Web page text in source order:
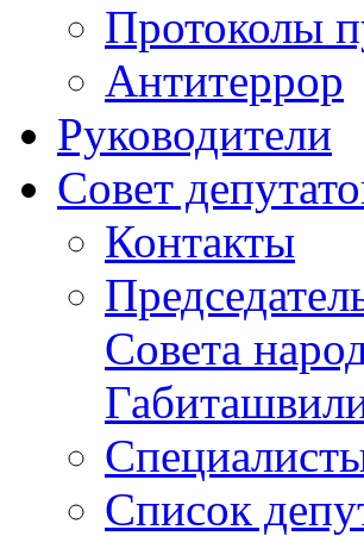
Протоколы
Антитеррор
Руководители
Совет
Контакты
Совета
Список